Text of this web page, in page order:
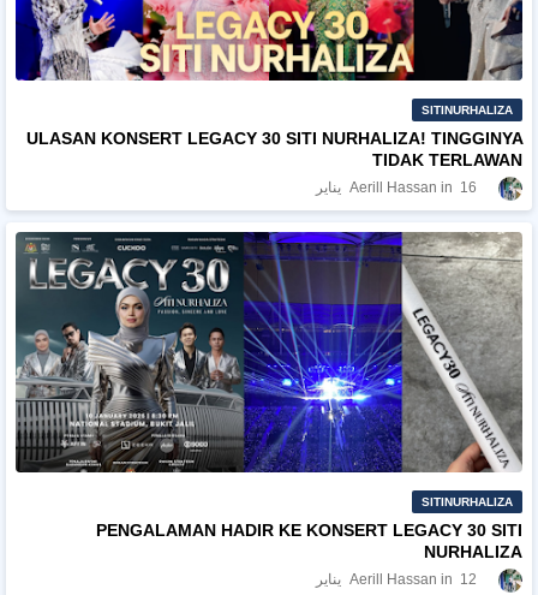
SITINURHALIZA
ULASAN KONSERT LEGACY 30 SITI NURHALIZA! TINGGINYA
TIDAK TERLAWAN
Aerill Hassan 16 يناير
SITINURHALIZA
PENGALAMAN HADIR KE KONSERT LEGACY 30 SITI
NURHALIZA
Aerill Hassan 12 يناير